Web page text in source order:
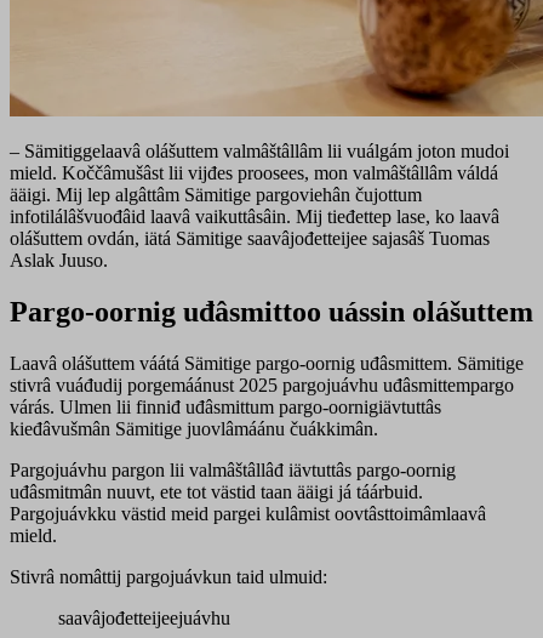
– Sämitiggelaavâ olášuttem valmâštâllâm lii vuálgám joton mudoi
mield. Koččâmušâst lii vijđes proosees, mon valmâštâllâm váldá
ääigi. Mij lep algâttâm Sämitige pargoviehân čujottum
infotilálâšvuođâid laavâ vaikuttâsâin. Mij tieđettep lase, ko laavâ
olášuttem ovdán, iätá Sämitige saavâjođetteijee sajasâš Tuomas
Aslak Juuso.
Pargo-oornig uđâsmittoo uássin olášuttem
Laavâ olášuttem váátá Sämitige pargo-oornig uđâsmittem. Sämitige
stivrâ vuáđudij porgemáánust 2025 pargojuávhu uđâsmittempargo
várás. Ulmen lii finniđ uđâsmittum pargo-oornigiävtuttâs
kieđâvušmân Sämitige juovlâmáánu čuákkimân.
Pargojuávhu pargon lii valmâštâllâđ iävtuttâs pargo-oornig
uđâsmitmân nuuvt, ete tot västid taan ääigi já táárbuid.
Pargojuávkku västid meid pargei kulâmist oovtâsttoimâmlaavâ
mield.
Stivrâ nomâttij pargojuávkun taid ulmuid:
saavâjođetteijeejuávhu